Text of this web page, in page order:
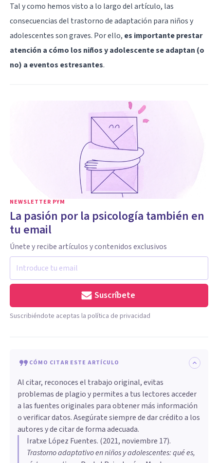
Tal y como hemos visto a lo largo del artículo, las
consecuencias del trastorno de adaptación para niños y
adolescentes son graves. Por ello, es importante prestar
atención a cómo los niños y adolescente se adaptan (o
no) a eventos estresantes.
NEWSLETTER PYM
La pasión por la psicología también en
tu email
Únete y recibe artículos y contenidos exclusivos
Suscríbete
Suscribiéndote aceptas la política de privacidad
CÓMO CITAR ESTE ARTÍCULO
Al citar, reconoces el trabajo original, evitas
problemas de plagio y permites a tus lectores acceder
a las fuentes originales para obtener más información
o verificar datos. Asegúrate siempre de dar crédito a los
autores y de citar de forma adecuada.
Iratxe López Fuentes. (2021, noviembre 17).
Trastorno adaptativo en niños y adolescentes: qué es,